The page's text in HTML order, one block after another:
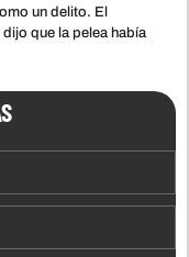
un delito. El
que la pelea había